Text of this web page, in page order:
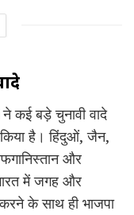
कई बड़े चुनावी वादे
है। हिंदुओं, जैन,
और
में जगह और
के साथ ही भाजपा